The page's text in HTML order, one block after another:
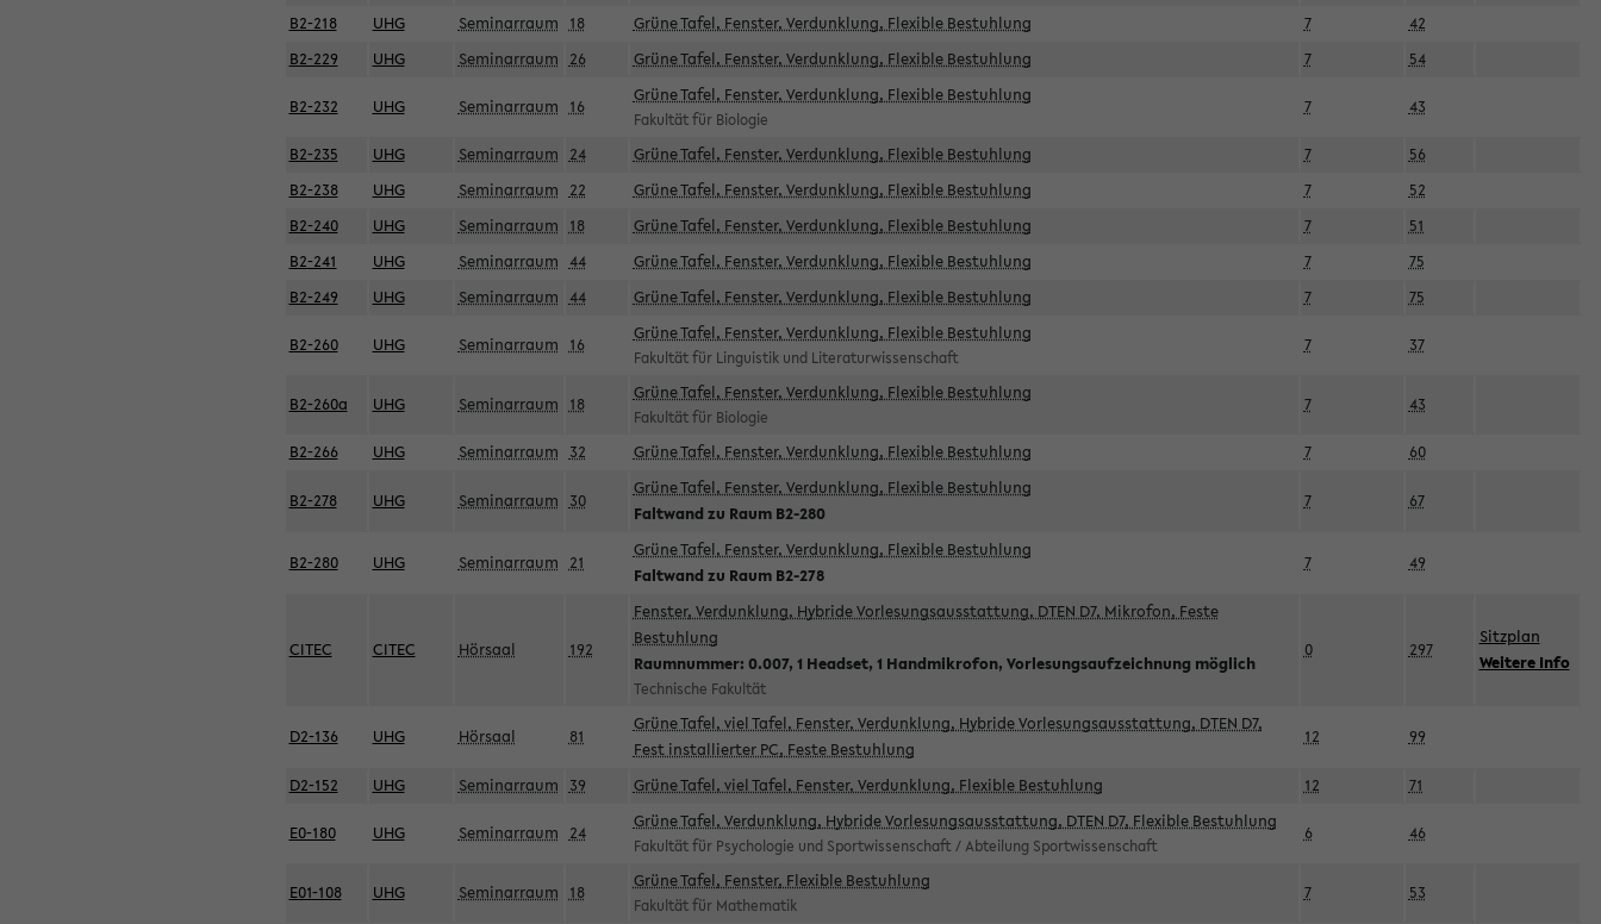
B2-218 UHG Seminarraum 18 Grüne Tafel, Fenster, Verdunklung, Flexible Bestuhlung 7
42
B2-229
UHG Seminarraum 26 Grüne Tafel, Fenster, Verdunklung, Flexible Bestuhlung 7 54
B2-232 UHG Seminarraum 16
Grüne Tafel, Fenster, Verdunklung, Flexible Bestuhlung
Fakultät für Biologie
7 43
B2-235 UHG Seminarraum 24 Grüne Tafel, Fenster, Verdunklung, Flexible Bestuhlung 7
56
B2-238
UHG Seminarraum 22 Grüne Tafel, Fenster, Verdunklung, Flexible Bestuhlung 7
52
B2-240
UHG Seminarraum 18 Grüne Tafel, Fenster, Verdunklung, Flexible Bestuhlung 7
51
B2-241
UHG Seminarraum 44 Grüne Tafel, Fenster, Verdunklung, Flexible Bestuhlung 7
75
B2-249
UHG Seminarraum 44 Grüne Tafel, Fenster, Verdunklung, Flexible Bestuhlung 7 75
B2-260 UHG Seminarraum 16
Grüne Tafel, Fenster, Verdunklung, Flexible Bestuhlung
Fakultät für Linguistik und Literaturwissenschaft
7 37
B2-260a UHG Seminarraum 18
Grüne Tafel, Fenster, Verdunklung, Flexible Bestuhlung
Fakultät für Biologie
7 43
B2-266 UHG Seminarraum 32 Grüne Tafel, Fenster, Verdunklung, Flexible Bestuhlung 7 60
B2-278 UHG Seminarraum 30
Grüne Tafel, Fenster, Verdunklung, Flexible Bestuhlung
Faltwand zu Raum B2-280
7 67
B2-280 UHG Seminarraum 21
Grüne Tafel, Fenster, Verdunklung, Flexible Bestuhlung
Faltwand zu Raum B2-278
7 49
CITEC CITEC Hörsaal 192
Fenster, Verdunklung, Hybride Vorlesungsausstattung, DTEN D7, Mikrofon, Feste
Bestuhlung
Raumnummer: 0.007, 1 Headset, 1 Handmikrofon, Vorlesungsaufzeichnung möglich
Technische Fakultät
0 297
Sitzplan
Weitere Info
D2-136 UHG Hörsaal 81
Grüne Tafel, viel Tafel, Fenster, Verdunklung, Hybride Vorlesungsausstattung, DTEN D7,
Fest installierter PC, Feste Bestuhlung
12 99
D2-152 UHG Seminarraum 39 Grüne Tafel, viel Tafel, Fenster, Verdunklung, Flexible Bestuhlung 12 71
E0-180 UHG Seminarraum 24
Grüne Tafel, Verdunklung, Hybride Vorlesungsausstattung, DTEN D7, Flexible Bestuhlung
Fakultät für Psychologie und Sportwissenschaft / Abteilung Sportwissenschaft
6 46
E01-108 UHG Seminarraum 18
Grüne Tafel, Fenster, Flexible Bestuhlung
Fakultät für Mathematik
7 53